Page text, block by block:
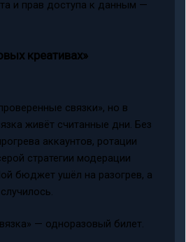
и прав доступа к данным —
креативах»
связки», но в
живёт считанные дни. Без
аккаунтов, ротации
стратегии модерации
бюджет ушёл на разогрев, а
— одноразовый билет.